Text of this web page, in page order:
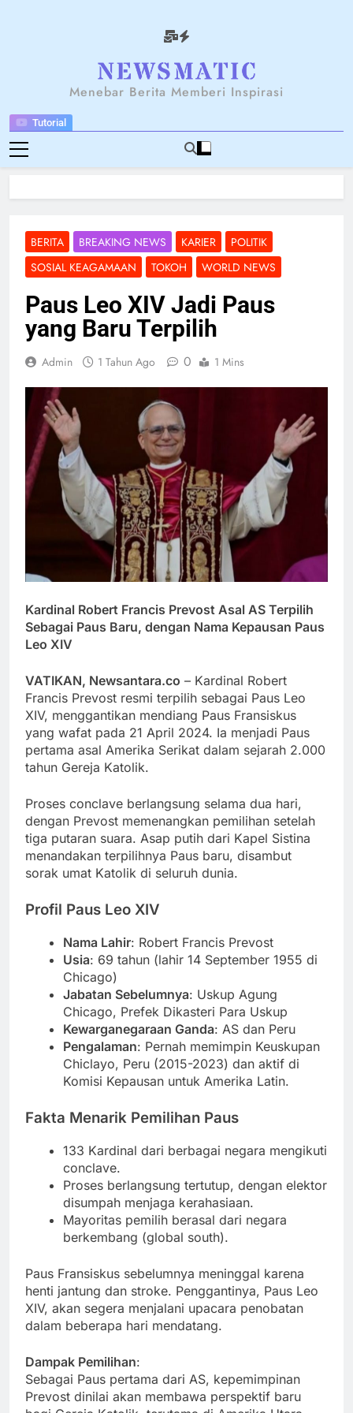
Tutorial
NEWSANTARA
Menebar Berita Memberi Inspirasi
BERITA BREAKING NEWS KARIER
POLITIK
SOSIAL KEAGAMAAN
TOKOH WORLD NEWS
Paus Leo XIV Jadi Paus
yang Baru Terpilih
Admin 1 Tahun Ago 0 1 Mins
Kardinal Robert Francis Prevost Asal AS Terpilih
Sebagai Paus Baru, dengan Nama Kepausan Paus
Leo XIV
VATIKAN, Newsantara.co – Kardinal Robert
Francis Prevost resmi terpilih sebagai Paus Leo
XIV, menggantikan mendiang Paus Fransiskus
yang wafat pada 21 April 2024. Ia menjadi Paus
pertama asal Amerika Serikat dalam sejarah 2.000
tahun Gereja Katolik.
Proses conclave berlangsung selama dua hari,
dengan Prevost memenangkan pemilihan setelah
tiga putaran suara. Asap putih dari Kapel Sistina
menandakan terpilihnya Paus baru, disambut
sorak umat Katolik di seluruh dunia.
Profil Paus Leo XIV
Nama Lahir: Robert Francis Prevost
Usia: 69 tahun (lahir 14 September 1955 di
Chicago)
Jabatan Sebelumnya: Uskup Agung
Chicago, Prefek Dikasteri Para Uskup
Kewarganegaraan Ganda: AS dan Peru
Pengalaman: Pernah memimpin Keuskupan
Chiclayo, Peru (2015-2023) dan aktif di
Komisi Kepausan untuk Amerika Latin.
Fakta Menarik Pemilihan Paus
133 Kardinal dari berbagai negara mengikuti
conclave.
Proses berlangsung tertutup, dengan elektor
disumpah menjaga kerahasiaan.
Mayoritas pemilih berasal dari negara
berkembang (global south).
Paus Fransiskus sebelumnya meninggal karena
henti jantung dan stroke. Penggantinya, Paus Leo
XIV, akan segera menjalani upacara penobatan
dalam beberapa hari mendatang.
Dampak Pemilihan:
Sebagai Paus pertama dari AS, kepemimpinan
Prevost dinilai akan membawa perspektif baru